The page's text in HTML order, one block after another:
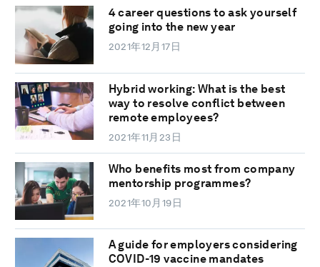
4 career questions to ask yourself
going into the new year
2021年12月17日
Hybrid working: What is the best
way to resolve conflict between
remote employees?
2021年11月23日
Who benefits most from company
mentorship programmes?
2021年10月19日
A guide for employers considering
COVID-19 vaccine mandates